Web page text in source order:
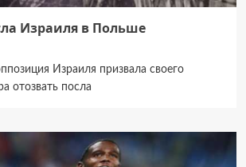
Израиля в Польше
Израиля призвала своего
отозвать посла